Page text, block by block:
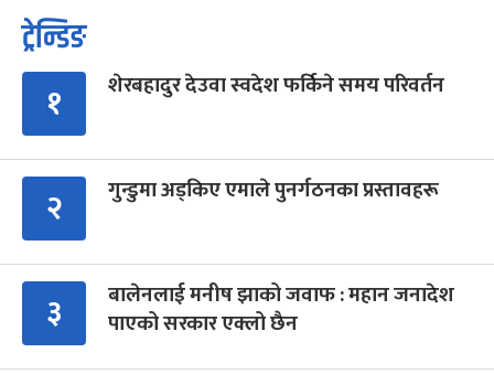
ट्रेन्डिङ
१ शेरबहादुर देउवा स्वदेश फर्किने समय परिवर्तन
२ गुन्डुमा अड्किए एमाले पुनर्गठनका प्रस्तावहरू
३
बालेनलाई मनीष झाको जवाफ : महान जनादेश
पाएको सरकार एक्लो छैन